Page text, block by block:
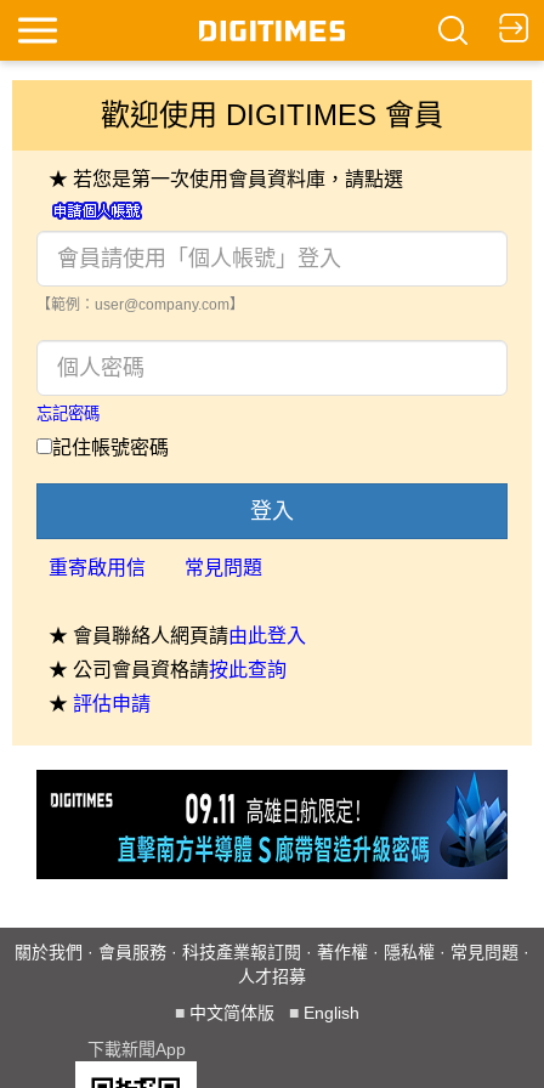
歡迎使用 DIGITIMES 會員
★ 若您是第一次使用會員資料庫，請點選
【範例：user@company.com】
忘記密碼
記住帳號密碼
登入
重寄啟用信 常見問題
★ 會員聯絡人網頁請由此登入
★ 公司會員資格請按此查詢
★ 評估申請
關於我們 · 會員服務 · 科技產業報訂閱 · 著作權 · 隱私權 · 常見問題 ·
人才招募
■ 中文简体版 ■ English
下載新聞App